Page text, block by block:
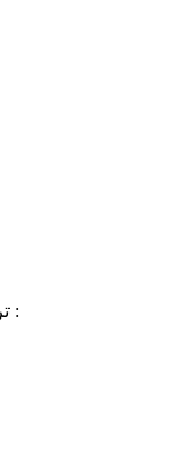
ترموگارد جهت حفاظت موتور در برابر سوختن :